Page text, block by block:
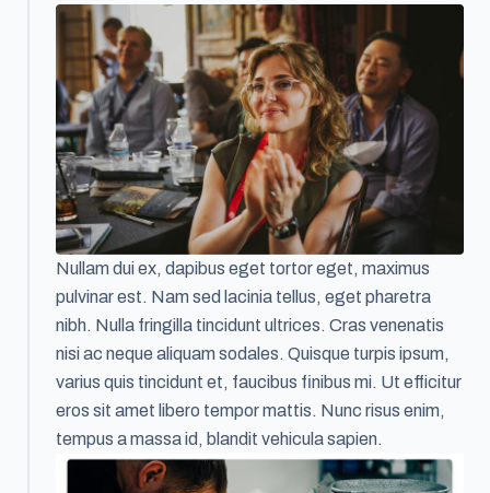
Nullam dui ex, dapibus eget tortor eget, maximus
pulvinar est. Nam sed lacinia tellus, eget pharetra
nibh. Nulla fringilla tincidunt ultrices. Cras venenatis
nisi ac neque aliquam sodales. Quisque turpis ipsum,
varius quis tincidunt et, faucibus finibus mi. Ut efficitur
eros sit amet libero tempor mattis. Nunc risus enim,
tempus a massa id, blandit vehicula sapien.